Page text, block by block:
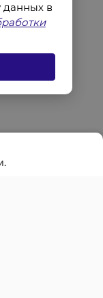
данных в